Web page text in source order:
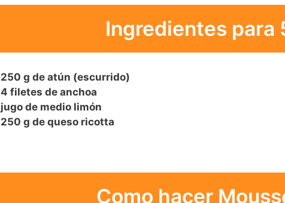
Ingredientes para
250 g de atún (escurrido)
4 filetes de anchoa
jugo de medio limón
250 g de queso ricotta
Como hacer